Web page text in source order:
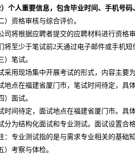
）个人重要信息，包含毕业时间、手机号码
）资格审核与综合评价。
司将根据应聘者提交的应聘材料进行资格
将至少于笔试前2天通过电子邮件或手机
）笔试。
采用现场集中开展考试的形式，内容主要
地点在福建省厦门市，笔试时间待定，具
）面试。
时间待定，面试地点在福建省厦门市。具
分为结构化面试和专业测试。面试设置合
：专业测试指的是与需求专业相关的基础知
）考察与体检。